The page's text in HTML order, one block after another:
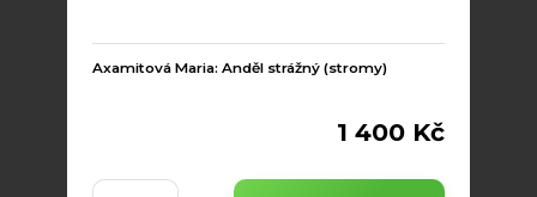
Axamitová Maria: Anděl strážný (stromy)
1 400 Kč